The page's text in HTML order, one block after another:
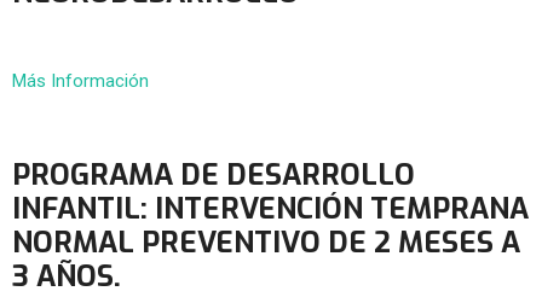
Más Información
PROGRAMA DE DESARROLLO
INFANTIL: INTERVENCIÓN TEMPRANA
NORMAL PREVENTIVO DE 2 MESES A
3 AÑOS.